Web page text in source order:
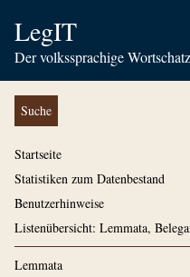
LegIT
Der volkssprachige
Suche
Startseite
Statistiken zum Datenbestand
Benutzerhinweise
Listenübersicht: Lemmata,
Lemmata